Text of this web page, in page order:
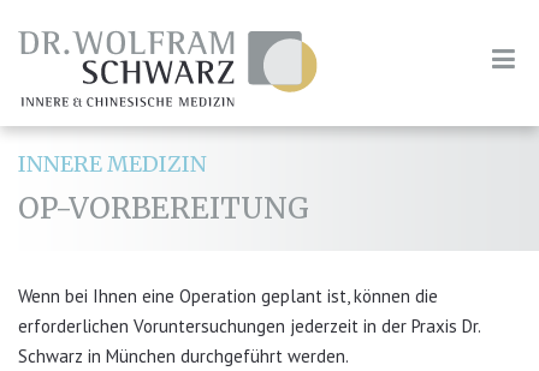
INNERE MEDIZIN
OP-VORBEREITUNG
Wenn bei Ihnen eine Operation geplant ist, können die
erforderlichen Voruntersuchungen jederzeit in der Praxis Dr.
Schwarz in München durchgeführt werden.